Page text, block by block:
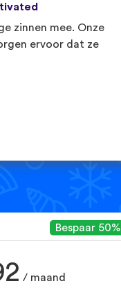
zinnen mee. Onze
ervoor dat ze
Bespaar 50%
/ maand